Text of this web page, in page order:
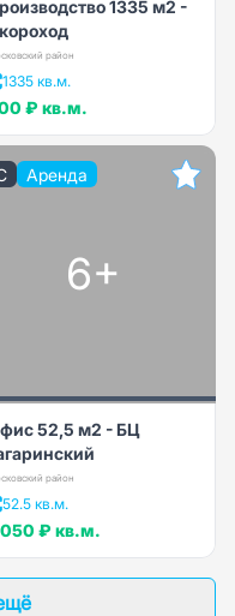
1335 м2 -
район
1335 кв.м.
₽ кв.м.
Аренда
6+
52,5 м2 - БЦ
район
52.5 кв.м.
₽ кв.м.